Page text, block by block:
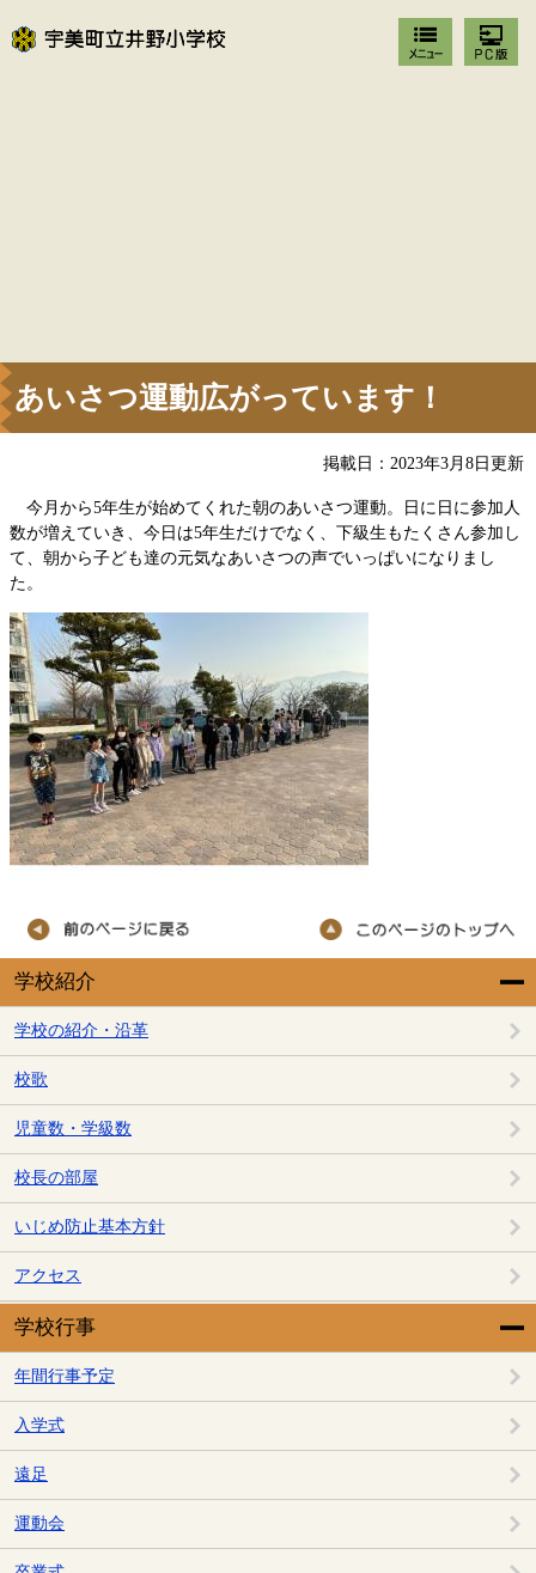
学校紹介
学校の紹介・沿革
校歌
児童数・学級数
校長の部屋
いじめ防止基本方針
アクセス
学校行事
年間行事予定
入学式
遠足
運動会
あいさつ運動広がっています！
掲載日：2023年3月8日更新
今月から5年生が始めてくれた朝のあいさつ運動。日に日に参加人
数が増えていき、今日は5年生だけでなく、下級生もたくさん参加し
て、朝から子ども達の元気なあいさつの声でいっぱいになりまし
た。